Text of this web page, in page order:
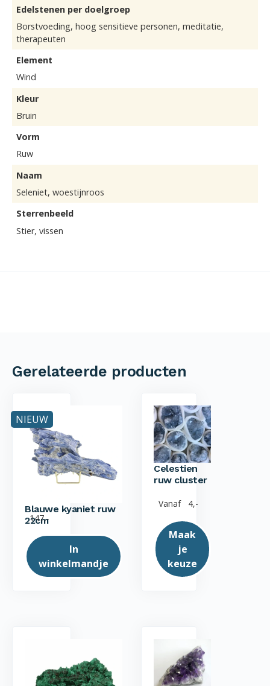
Edelstenen per doelgroep
Borstvoeding, hoog sensitieve personen, meditatie,
therapeuten
Element
Wind
Kleur
Bruin
Vorm
Ruw
Naam
Seleniet, woestijnroos
Sterrenbeeld
Stier, vissen
Gerelateerde producten
NIEUW
Blauwe kyaniet ruw
22cm
147,-
In
winkelmandje
Celestien
ruw cluster
Vanaf 4,-
Maak
je
keuze
variaties.
Deze
optie